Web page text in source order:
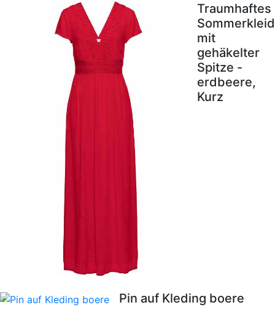
Traumhaftes
Sommerkleid
mit
gehäkelter
Spitze -
erdbeere,
Kurz
Pin auf Kleding boere